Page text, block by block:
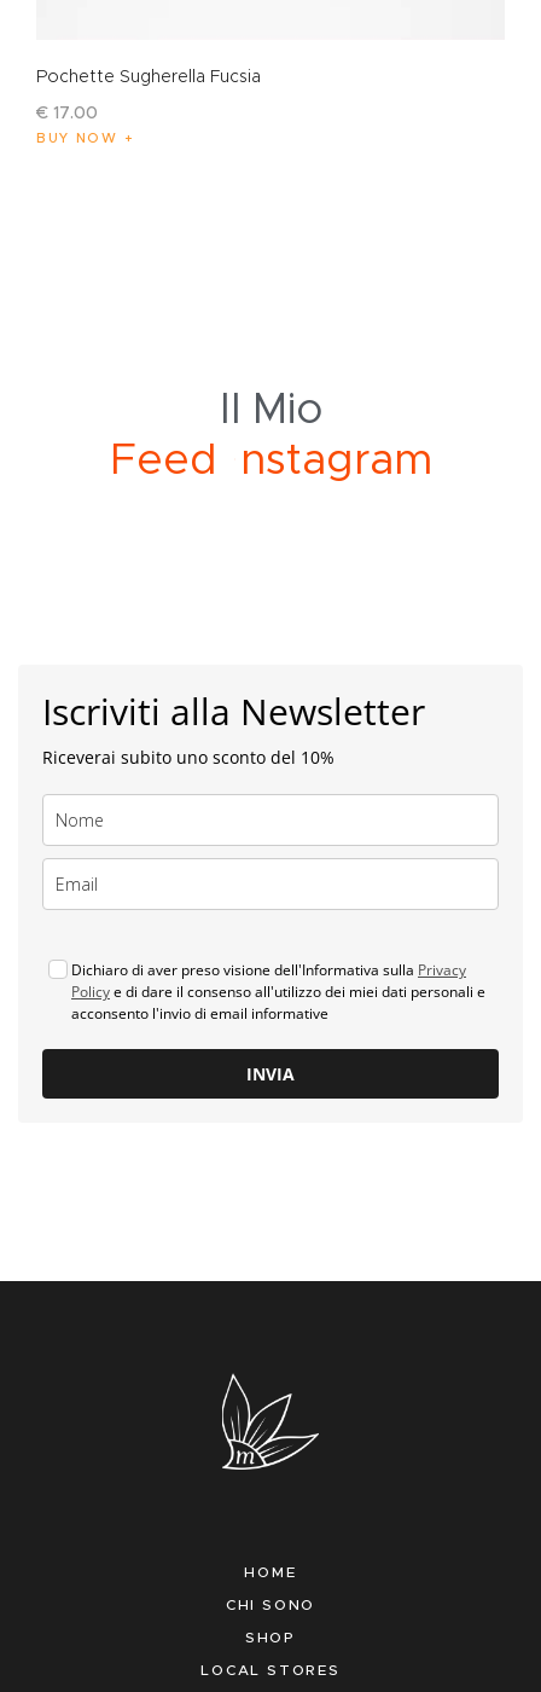
Pochette Sugherella Fucsia
€ 17.00
BUY NOW
Il Mio
Feed nstagram
Iscriviti alla Newsletter
Riceverai subito uno sconto del 10%
Dichiaro di aver preso visione dell'Informativa sulla Privacy
Policye di dare il consenso all'utilizzo dei miei dati personali e
acconsento l'invio di email informative
INVIA
HOME
CHI SONO
SHOP
LOCAL STORES